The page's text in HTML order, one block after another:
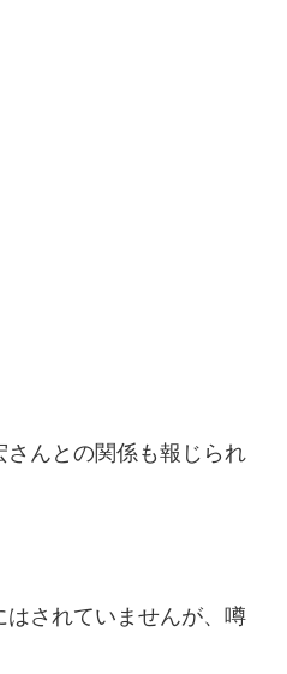
んとの関係も報じられ
はされていませんが、噂